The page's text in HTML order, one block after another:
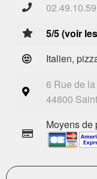
5/5 (voir
Italien,
6 Rue de
44800
Moyens de